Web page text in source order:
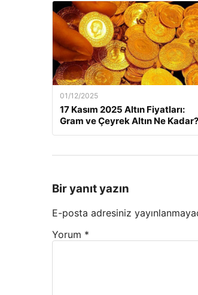
01/12/2025
17 Kasım 2025 Altın Fiyatları:
Gram ve Çeyrek Altın Ne Kadar?
Bir yanıt yazın
E-posta adresiniz
Yorum *